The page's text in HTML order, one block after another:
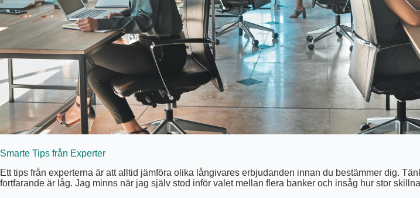
Smarte Tips från Experter
Ett tips från experterna är att alltid jämföra olika långivares erbjudanden innan du bestämmer dig.
fortfarande är låg. Jag minns när jag själv stod inför valet mellan flera banker och insåg hur stor